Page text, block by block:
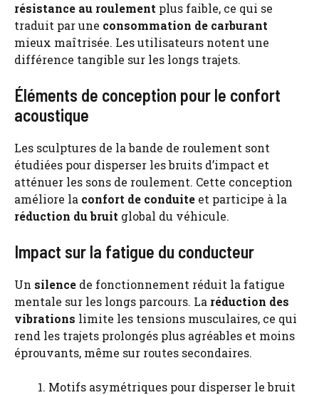
résistance au roulement plus faible, ce qui se
traduit par une consommation de carburant
mieux maîtrisée. Les utilisateurs notent une
différence tangible sur les longs trajets.
Éléments de conception pour le confort
acoustique
Les sculptures de la bande de roulement sont
étudiées pour disperser les bruits d’impact et
atténuer les sons de roulement. Cette conception
améliore la confort de conduite et participe à la
réduction du bruit global du véhicule.
Impact sur la fatigue du conducteur
Un silence de fonctionnement réduit la fatigue
mentale sur les longs parcours. La réduction des
vibrations limite les tensions musculaires, ce qui
rend les trajets prolongés plus agréables et moins
éprouvants, même sur routes secondaires.
Motifs asymétriques pour disperser le bruit